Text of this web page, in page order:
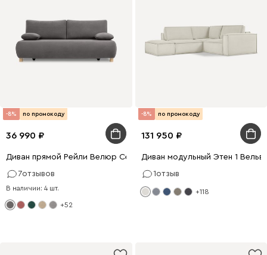
-8% по промокоду
36 990
Диван прямой Рейли Велюр Серый
7отзывов
В наличии: 4 шт.
+52
-8% по промокоду
131 950
Диван модульный Этен 1
1отзыв
+118